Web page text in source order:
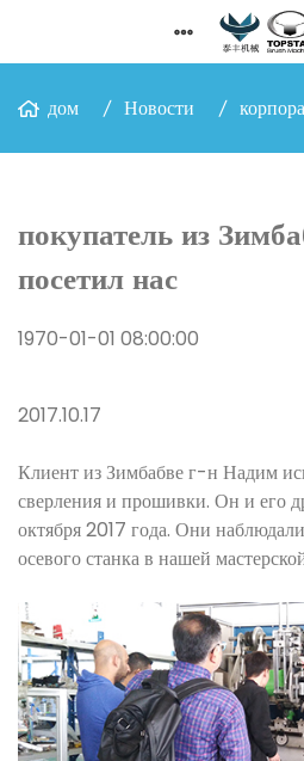
дом Новости
покупатель из
посетил нас
1970-01-01 08:00:00
2017.10.17
Клиент из Зимбабве г-н Надим
сверления и прошивки. Он и его
октября 2017 года. Они
осевого станка в нашей